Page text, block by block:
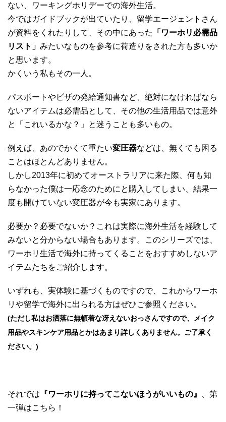
ない、ワーキングホリデーでの海外生活。
今ではガイドブックが出ていたり、留学エージェントさん
が資料をくれたりして、その中にあった
「ワーホリ必需品
リスト」 みたいなものを参考に荷造りをされた方も多いか
と思います。
かくいう私もその一人。
パスポートやビザの発給通知書など、絶対になければなら
ないアイテムは必需品として、その他の生活用品では意外
と「これいるかな？」と迷うことも多いもの。
例えば、あのでかくて重たい変圧器などは、無くても困る
ことはほとんどありません。
しかし2013年に初めてオーストラリアに来た際、何も知
らなかった僕は一応念のためにと購入してしまい、結果一
度も開けていない変圧器が今も実家にあります。
必要か？必要でないか？これは実際に海外生活を経験して
みないと分からない場合もあります。このシリーズでは、
ワーホリ生活で海外に持ってくることをおすすめしないア
イテムたちをご紹介します。
いずれも、実体験に基づくものですので、これからワーホ
リや留学で海外に出られる方はぜひご参照ください。
(ただし私はお洒落に無頓着な冴えないおっさんですので、メイク
用品やスキンケア用品とかはあまり詳しくありません。ご了承く
ださい。)
それでは 『ワーホリに持ってこないほうがいいもの』
、第
一弾はこちら！